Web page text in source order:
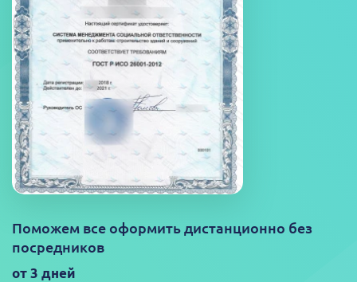
Поможем все оформить дистанционно без
посредников
от 3 дней